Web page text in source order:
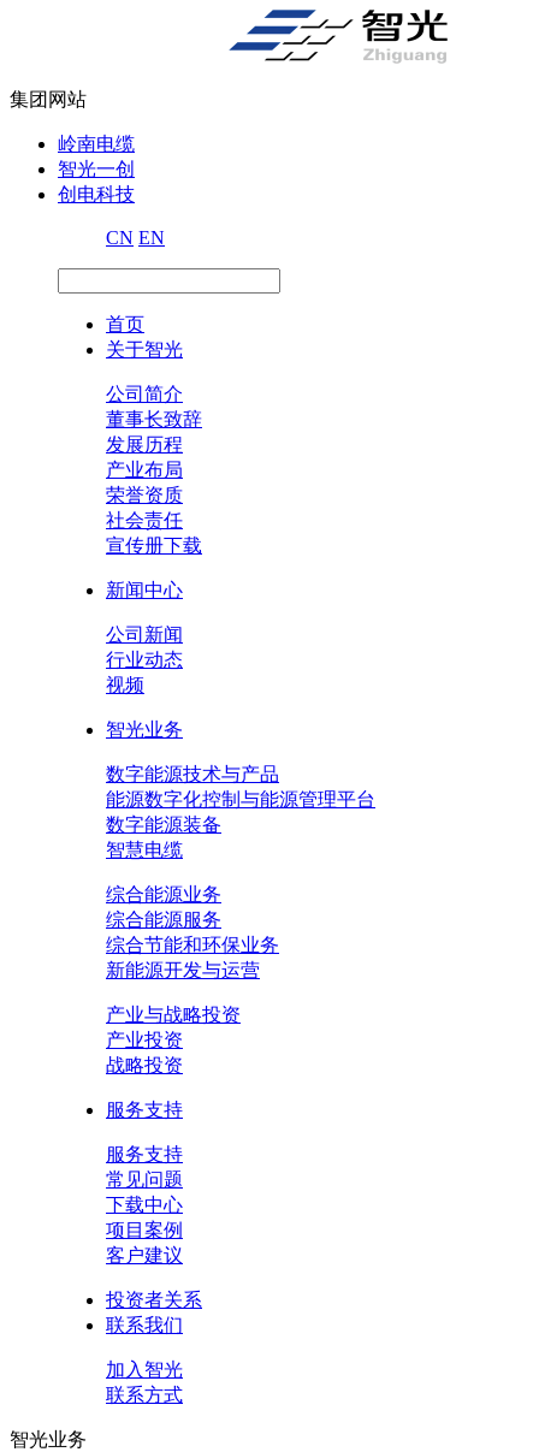
集团网站
岭南电缆
智光一创
创电科技
CN EN
首页
关于智光
公司简介
董事长致辞
发展历程
产业布局
荣誉资质
社会责任
宣传册下载
新闻中心
公司新闻
行业动态
视频
智光业务
数字能源技术与产品
能源数字化控制与能源管理平台
数字能源装备
智慧电缆
综合能源业务
综合能源服务
综合节能和环保业务
新能源开发与运营
产业与战略投资
产业投资
战略投资
服务支持
服务支持
常见问题
下载中心
项目案例
客户建议
投资者关系
联系我们
加入智光
联系方式
智光业务